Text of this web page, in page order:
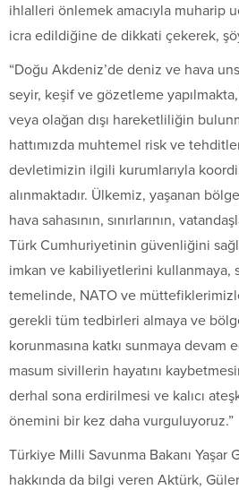
ihlalleri önlemek amacıyla muharip
icra edildiğine de dikkati çekerek,
“Doğu Akdeniz’de deniz ve hava
seyir, keşif ve gözetleme
veya olağan dışı hareketliliğin
hattımızda muhtemel risk ve
devletimizin ilgili kurumlarıyla
alınmaktadır. Ülkemiz, yaşanan
hava sahasının, sınırlarının,
Türk Cumhuriyetinin güvenliğini
imkan ve kabiliyetlerini kullanmaya,
temelinde, NATO ve
gerekli tüm tedbirleri almaya ve
korunmasına katkı sunmaya devam
masum sivillerin hayatını
derhal sona erdirilmesi ve kalıcı
önemini bir kez daha vurguluyoruz.”
Türkiye Milli Savunma Bakanı Yaşar
hakkında da bilgi veren Aktürk,